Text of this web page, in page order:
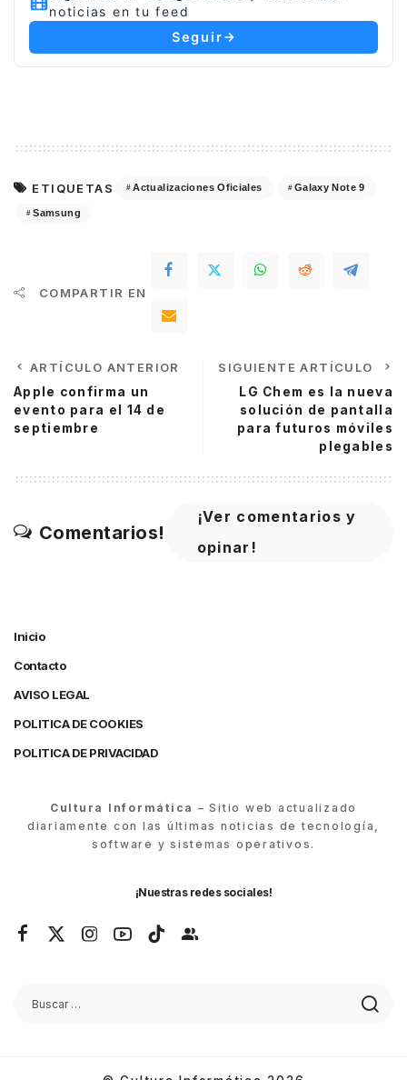
noticias en tu feed
Seguir
ETIQUETAS Actualizaciones Oficiales Galaxy Note 9
Samsung
COMPARTIR EN
ARTÍCULO ANTERIOR
Apple confirma un
evento para el 14 de
septiembre
SIGUIENTE ARTÍCULO
LG Chem es la nueva
solución de pantalla
para futuros móviles
plegables
Comentarios!
¡Ver comentarios y
opinar!
Inicio
Contacto
AVISO LEGAL
POLITICA DE COOKIES
POLITICA DE PRIVACIDAD
Cultura Informática – Sitio web actualizado
diariamente con las últimas noticias de tecnología,
software y sistemas operativos.
¡Nuestras redes sociales!